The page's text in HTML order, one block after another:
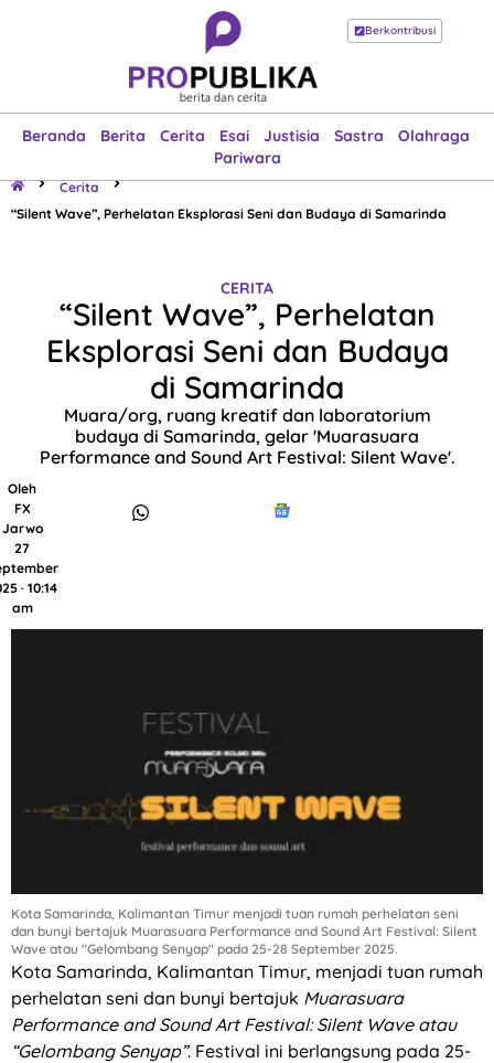
Berkontribusi
Beranda Berita Cerita Esai Justisia Sastra
Olahraga
Pariwara
Beranda
Esai
Justisia
Sastra
Olahraga
Pariwara
Cerita
“Silent Wave”, Perhelatan Eksplorasi Seni dan Budaya di Samarinda
CERITA
“Silent Wave”, Perhelatan
Eksplorasi Seni dan Budaya
di Samarinda
Muara/org, ruang kreatif dan laboratorium
budaya di Samarinda, gelar 'Muarasuara
Performance and Sound Art Festival: Silent Wave'.
Oleh
FX
Jarwo
27
· 10:14
am
Kota Samarinda, Kalimantan Timur menjadi tuan rumah perhelatan seni
dan bunyi bertajuk Muarasuara Performance and Sound Art Festival: Silent
Wave atau "Gelombang Senyap" pada 25-28 September 2025.
Kota Samarinda, Kalimantan Timur, menjadi tuan rumah
perhelatan seni dan bunyi bertajuk Muarasuara
Performance and Sound Art Festival: Silent Wave atau
“Gelombang Senyap”. Festival ini berlangsung pada 25-